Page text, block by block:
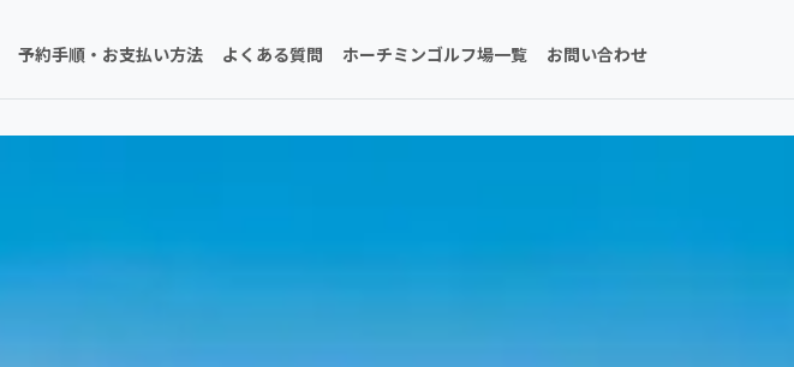
予約手順・お支払い方法 よくある質問 ホーチミンゴルフ場一覧 お問い合わせ